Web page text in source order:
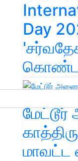
Day
மாவட்ட